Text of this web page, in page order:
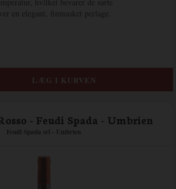
hvilket bevarer de sarte
en elegant, finmasket perlage.
- Feudi Spada - Umbrien
Feudi Spada srl - Umbrien